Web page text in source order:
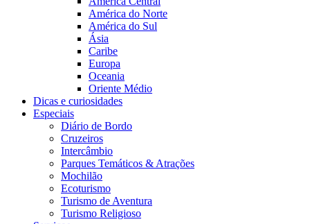
América do Norte
América do Sul
Ásia
Caribe
Europa
Oceania
Oriente Médio
Dicas e curiosidades
Especiais
Diário de Bordo
Cruzeiros
Intercâmbio
Parques Temáticos & Atrações
Mochilão
Ecoturismo
Turismo de Aventura
Turismo Religioso